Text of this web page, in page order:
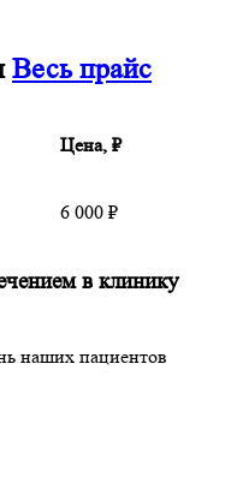
Весь прайс
Цена, ₽
6 000 ₽
в клинику
наших пациентов